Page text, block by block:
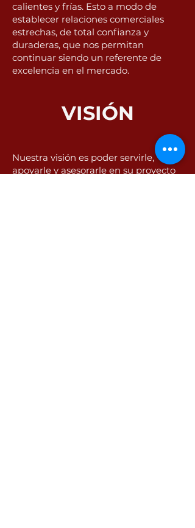
calientes y frías. Esto a modo de
establecer relaciones comerciales
estrechas, de total confianza y
duraderas, que nos permitan
continuar siendo un referente de
excelencia en el mercado.
VISIÓN
Nuestra visión es poder servirle,
apoyarle y asesorarle en su proyecto